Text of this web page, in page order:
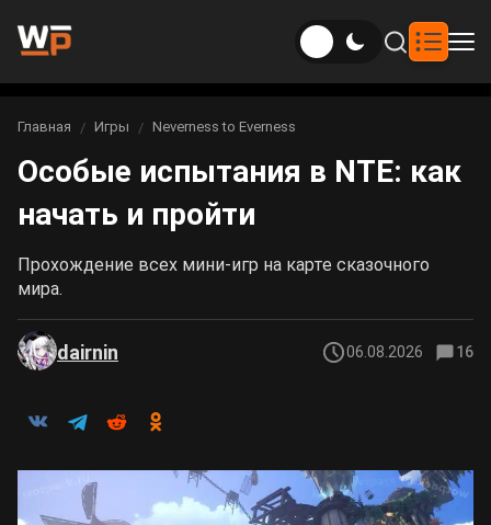
Новости
Новости Genshin Impact
Новости Honkai: Star Rail
Новости Zenless Zone Zero
Игры
Genshin Impact
Honkai: Star Rail
Neverness to Everness
Gothic 1 Remake
Arknights: Endfield
Билды
Билды Genshin Impact
Билды Honkai: Star Rail
Билды Neverness to Everness
Интересное
Рейтинги
Вы здесь:
Главная Игры Neverness to Everness
Особые испытания в NTE: как
начать и пройти
Прохождение всех мини-игр на карте сказочного
мира.
dairnin 06.08.2026 16